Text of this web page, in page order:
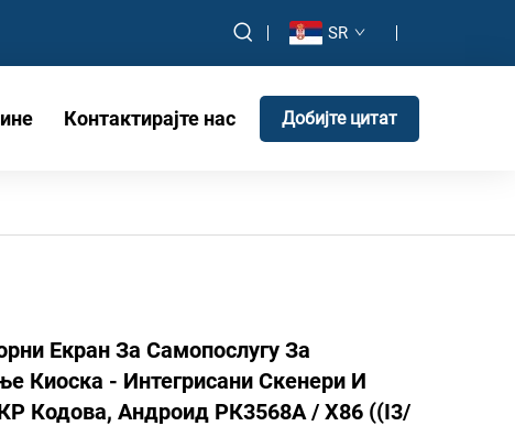
SR
Контактирајте нас Добијте цитат
Екран За Самопослугу За
Киоска - Интегрисани Скенери И
Кодова, Андроид РК3568А / Х86 ((I3/